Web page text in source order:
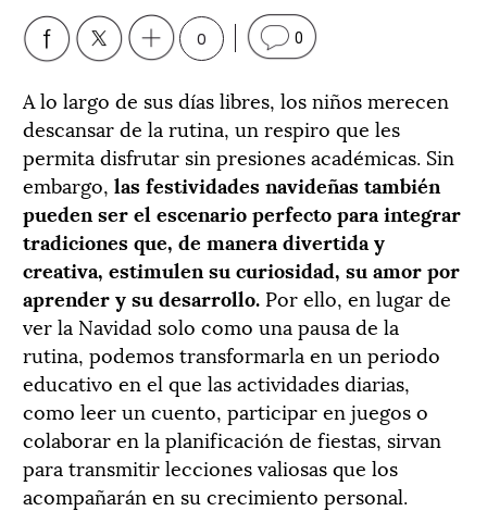
0 0
A lo largo de sus días libres, los niños merecen
descansar de la rutina, un respiro que les
permita disfrutar sin presiones académicas. Sin
embargo, las festividades navideñas también
pueden ser el escenario perfecto para integrar
tradiciones que, de manera divertida y
creativa, estimulen su curiosidad, su amor por
aprender y su desarrollo. Por ello, en lugar de
ver la Navidad solo como una pausa de la
rutina, podemos transformarla en un periodo
educativo en el que las actividades diarias,
como leer un cuento, participar en juegos o
colaborar en la planificación de fiestas, sirvan
para transmitir lecciones valiosas que los
acompañarán en su crecimiento personal.